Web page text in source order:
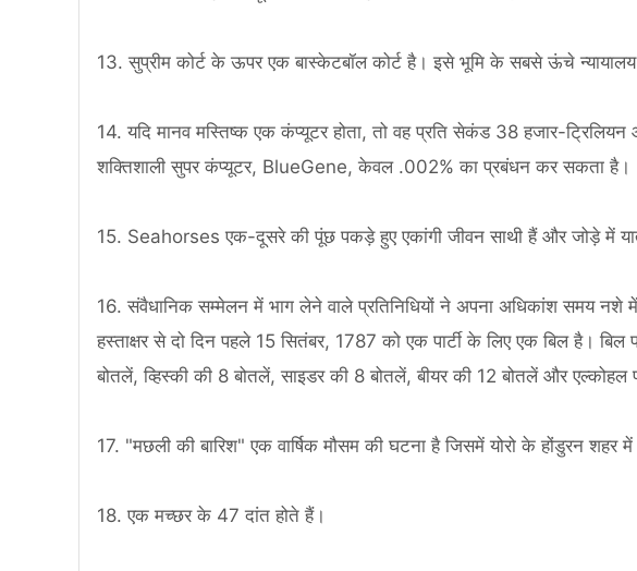
13. सुप्रीम कोर्ट के ऊपर एक बास्केटबॉल कोर्ट है। इसे भूमि के सबसे ऊंचे
14. यदि मानव मस्तिष्क एक कंप्यूटर होता, तो वह प्रति सेकंड 38 हजार-
शक्तिशाली सुपर कंप्यूटर, BlueGene, केवल .002% का प्रबंधन कर सकता है।
15. Seahorses एक-दूसरे की पूंछ पकड़े हुए एकांगी जीवन साथी हैं और जोड़े में
16. संवैधानिक सम्मेलन में भाग लेने वाले प्रतिनिधियों ने अपना अधिकांश समय नशे
हस्ताक्षर से दो दिन पहले 15 सितंबर, 1787 को एक पार्टी के लिए एक बिल है।
बोतलें, व्हिस्की की 8 बोतलें, साइडर की 8 बोतलें, बीयर की 12 बोतलें और
17. "मछली की बारिश" एक वार्षिक मौसम की घटना है जिसमें योरो के होंडुरन शहर
18. एक मच्छर के 47 दांत होते हैं।